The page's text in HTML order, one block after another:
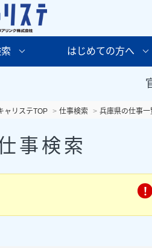
はじめての方へ
ャリステTOP 仕事検索 兵庫県の仕事一
事検索